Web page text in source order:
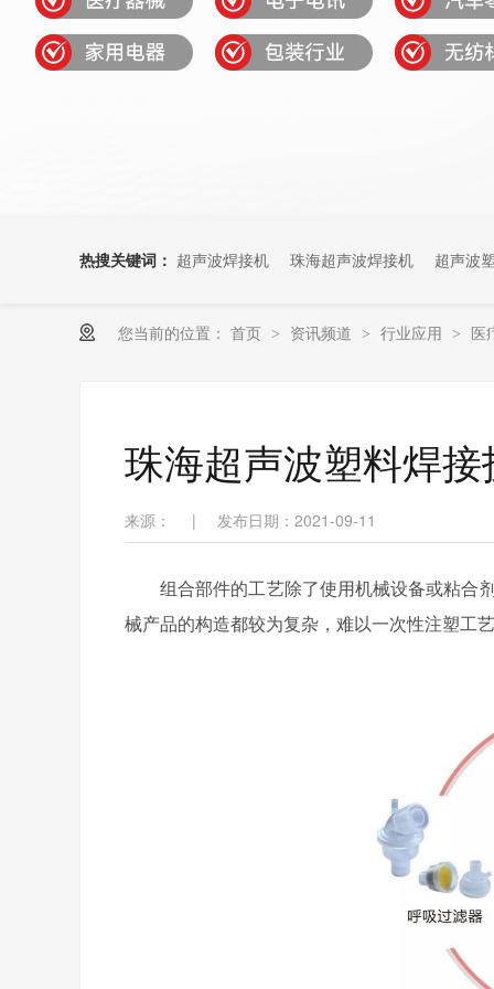
热搜关键词： 超声波焊接机 珠海超声波焊接机 超声波
您当前的位置： 首页 > 资讯频道 > 行业应用 > 医
珠海超声波塑料焊
来源： | 发布日期：2021-09-11
组合部件的工艺除了使用机械设备或粘合
械产品的构造都较为复杂，难以一次性注塑工